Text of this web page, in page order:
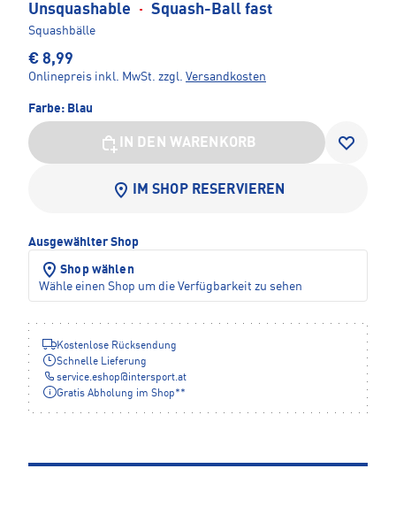
Unsquashable · Squash-Ball fast
Squashbälle
€ 8,99
Onlinepreis inkl. MwSt. zzgl. Versandkosten
Farbe: Blau
IN DEN WARENKORB
IM SHOP RESERVIEREN
Ausgewählter Shop
Shop wählen
Wähle einen Shop um die Verfügbarkeit zu sehen
Kostenlose Rücksendung
Schnelle Lieferung
service.eshop@intersport.at
Gratis Abholung im Shop**